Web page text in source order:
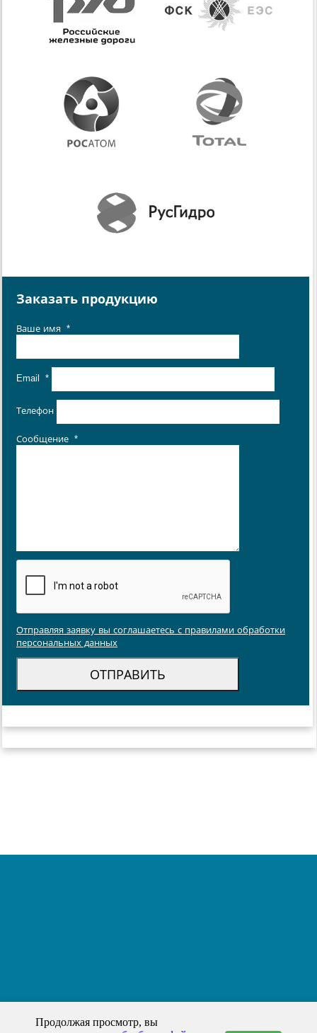
Заказать продукцию
Ваше имя *
Email *
Телефон
Сообщение *
Отправляя заявку вы соглашаетесь с правилами обработки
персональных данных
Продолжая просмотр, вы